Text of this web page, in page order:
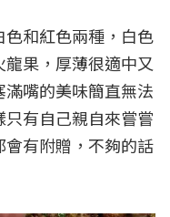
和紅色兩種，白色
果，厚薄很適中又
嘴的美味簡直無法
有自己親自來嘗嘗
有附贈，不夠的話